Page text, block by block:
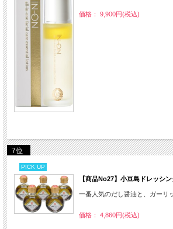
価格： 9,900円(税込)
7位
PICK UP
【商品No27】小豆島ドレッシ
一番人気のだし醤油と、ガーリ
価格： 4,860円(税込)